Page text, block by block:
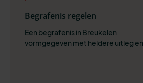
Begrafenis regelen
Een begrafenis in Breukelen
vormgegeven met heldere uitleg en